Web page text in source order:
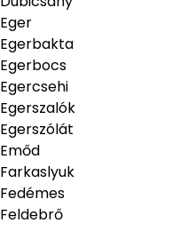
Eger
Egerbakta
Egerbocs
Egercsehi
Egerszalók
Egerszólát
Emőd
Farkaslyuk
Fedémes
Feldebrő